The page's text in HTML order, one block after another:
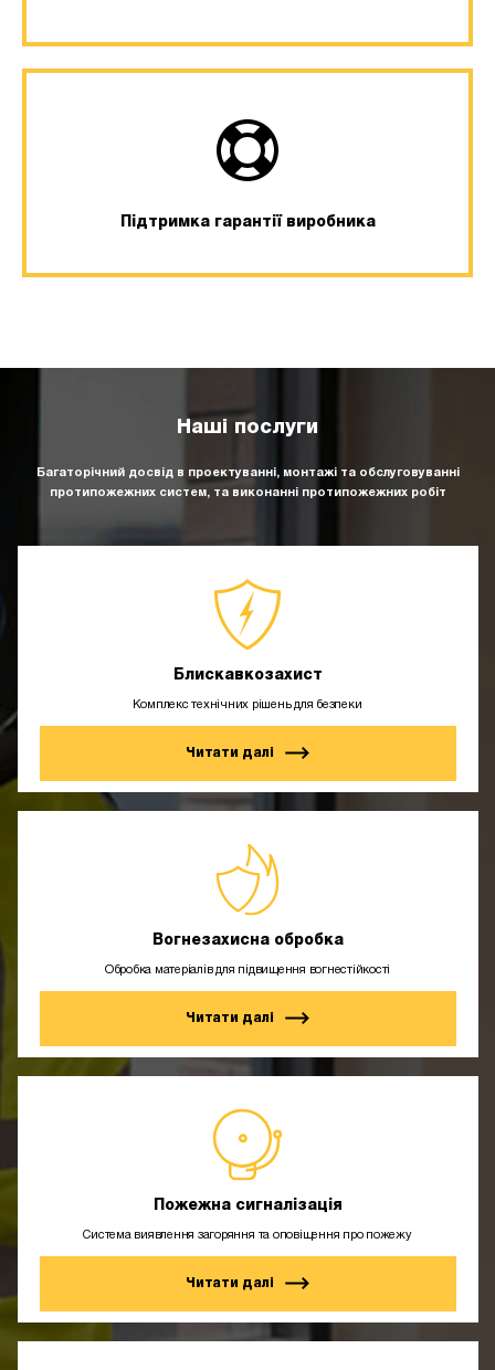
Підтримка гарантії виробника
Наші послуги
Багаторічний досвід в проектуванні, монтажі та обслуговуванні
протипожежних систем, та виконанні протипожежних робіт
Блискавкозахист
Комплекс технічних рішень для безпеки
Читати далі
Вогнезахисна обробка
Обробка матеріалів для підвищення вогнестійкості
Читати далі
Пожежна сигналізація
Система виявлення загоряння та оповіщення про пожежу
Читати далі